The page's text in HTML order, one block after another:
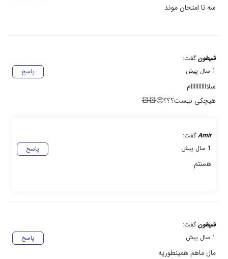
سه تا امتحان موند
شیطون گفت:
پاسخ
1 سال پیش
سلااااااااااام
هیچکی نیست؟؟؟🥺🧸🧸
Amir گفت:
پاسخ
1 سال پیش
هستم
شیطون گفت:
پاسخ
1 سال پیش
مال ماهم همینطوریه